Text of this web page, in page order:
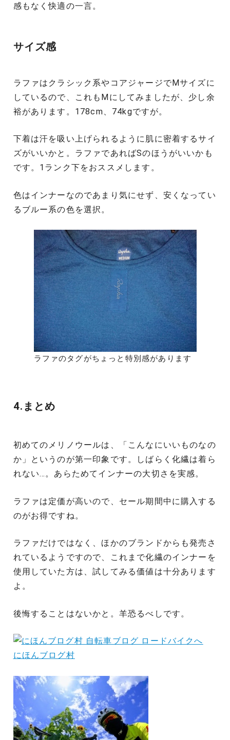
感もなく快適の一言。
サイズ感
ラファはクラシック系やコアジャージでMサイズに
しているので、これもMにしてみましたが、少し余
裕があります。178cm、74kgですが。
下着は汗を吸い上げられるように肌に密着するサイ
ズがいいかと。ラファであればSのほうがいいかも
です。1ランク下をおススメします。
色はインナーなのであまり気にせず、安くなってい
るブルー系の色を選択。
ラファのタグがちょっと特別感があります
4.まとめ
初めてのメリノウールは、「こんなにいいものなの
か」というのが第一印象です。しばらく化繊は着ら
れない…。あらためてインナーの大切さを実感。
ラファは定価が高いので、セール期間中に購入する
のがお得ですね。
ラファだけではなく、ほかのブランドからも発売さ
れているようですので、これまで化繊のインナーを
使用していた方は、試してみる価値は十分あります
よ。
後悔することはないかと。羊恐るべしです。
にほんブログ村